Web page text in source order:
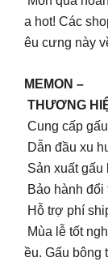
a hot! Các
êu cưng này
MEMON –
THƯƠNG
Cung cấp
Dẫn đầu xu
Sản xuất gấu
Bảo hành đổi
Hỗ trợ phí
Mùa lễ tốt
ều. Gấu bông